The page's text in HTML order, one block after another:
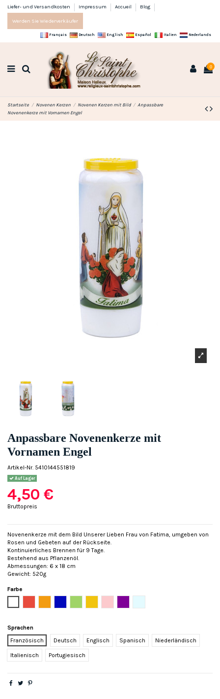
Liefer- und Versandkosten Impressum Accueil Blog
Werden Sie Wiederverkäufer
Français Deutsch English Español Italien Nederlands
0
Startseite Novenen Kerzen Novenen Kerzen mit Bild
Anpassbare
Novenenkerze mit Vornamen Engel
Anpassbare Novenenkerze mit
Vornamen Engel
Artikel-Nr. 5410144551819
Auf Lager
4,50 €
Bruttopreis
Novenenkerze mit dem Bild Unserer Lieben Frau von Fatima, umgeben von
Rosen und Gebeten auf der Rückseite.
Kontinuierliches Brennen für 9 Tage.
Bestehend aus Pflanzenöl.
Abmessungen: 6 x 18 cm
Gewicht: 520g
Farbe
Sprachen
Französisch
Deutsch Englisch Spanisch Niederländisch
Italienisch Portugiesisch